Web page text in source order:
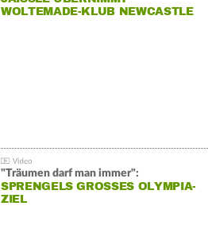
WOLTEMADE-KLUB NEWCASTLE
"Träumen darf man immer":
SPRENGELS GROSSES OLYMPIA-Z
IEL